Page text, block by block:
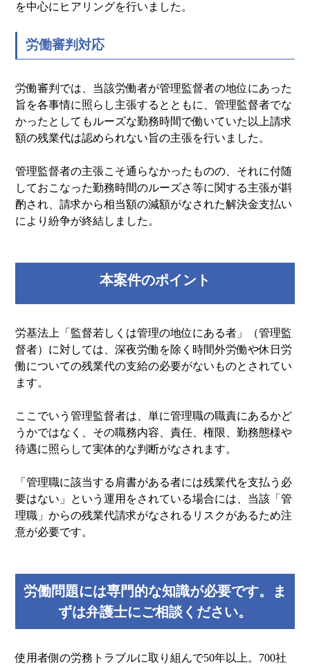
を中心にヒアリングを行いました。
労働審判対応
労働審判では、当該労働者が管理監督者の地位にあった
旨を各事情に照らし主張するとともに、管理監督者でな
かったとしてもルーズな勤務時間で働いていた以上請求
額の残業代は認められない旨の主張を行いました。
管理監督者の主張こそ通らなかったものの、それに付随
しておこなった勤務時間のルーズさ等に関する主張が斟
酌され、請求から相当額の減額がなされた解決金支払い
により紛争が終結しました。
本案件のポイント
労基法上「監督若しくは管理の地位にある者」（管理監
督者）に対しては、深夜労働を除く時間外労働や休日労
働についての残業代の支給の必要がないものとされてい
ます。
ここでいう管理監督者は、単に管理職の職責にあるかど
うかではなく、その職務内容、責任、権限、勤務態様や
待遇に照らして実体的な判断がなされます。
「管理職に該当する肩書がある者には残業代を支払う必
要はない」という運用をされている場合には、当該「管
理職」からの残業代請求がなされるリスクがあるため注
意が必要です。
労働問題には専門的な知識が必要です。ま
ずは弁護士にご相談ください。
使用者側の労務トラブルに取り組んで50年以上。700社